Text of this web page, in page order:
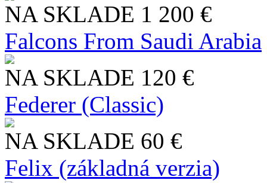
NA SKLADE 1 200 €
Falcons From Saudi Arabia
NA SKLADE 120 €
Federer (Classic)
NA SKLADE 60 €
Felix (základná verzia)